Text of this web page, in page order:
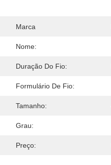
Marca
Nome:
Duração Do Fio:
Formulário De Fio:
Tamanho:
Grau:
Preço: